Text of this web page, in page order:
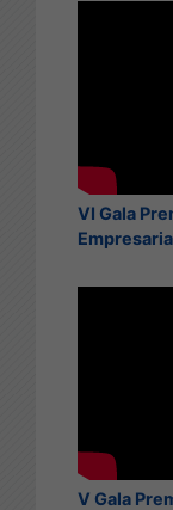
VI Gala
V Gala